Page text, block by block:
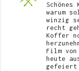
warum
winzig
recht
Koffer
Film
heute